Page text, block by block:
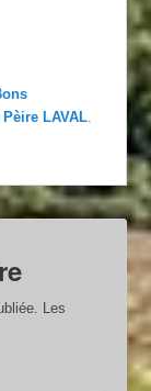
LAVAL.
Les